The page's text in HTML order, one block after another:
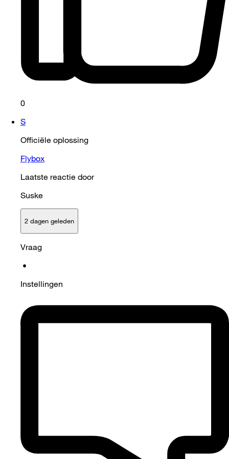
0
S
Officiële oplossing
Flybox
Laatste reactie door
Suske
2 dagen geleden
Vraag
•
Instellingen